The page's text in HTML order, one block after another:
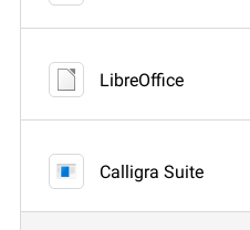
LibreOffice
Calligra Suite